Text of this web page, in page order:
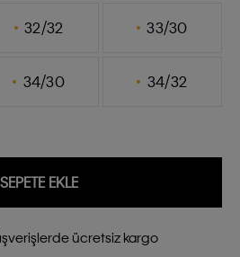
32/32 33/30
34/30 34/32
SEPETE EKLE
ücretsiz kargo